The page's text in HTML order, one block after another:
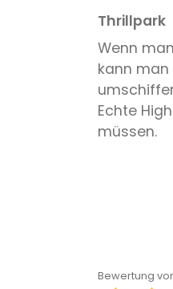
Thrillpark
Wenn
kann man
Echte
müssen.
Bewertung